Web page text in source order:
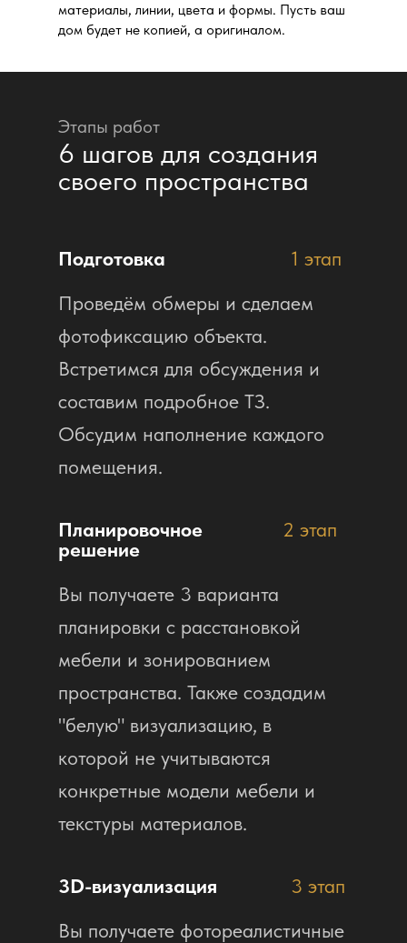
материалы, линии, цвета и формы. Пусть ваш
дом будет не копией, а оригиналом.
Этапы работ
Подготовка
1 этап
Проведём обмеры и сделаем
фотофиксацию объекта.
Встретимся для обсуждения и
составим подробное ТЗ.
Обсудим наполнение каждого
помещения.
Планировочное
решение
2 этап
Вы получаете 3 варианта
планировки с расстановкой
мебели и зонированием
пространства. Также создадим
"белую" визуализацию, в
которой не учитываются
конкретные модели мебели и
текстуры материалов.
3D-визуализация
3 этап
Вы получаете фотореалистичные
6 шагов для создания
своего пространства